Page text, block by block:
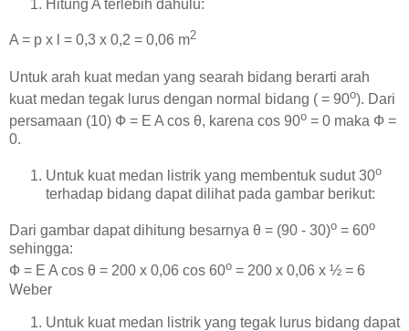
Hitung A terlebih dahulu:
A = p x l = 0,3 x 0,2 = 0,06 m2
Untuk arah kuat medan yang searah bidang berarti arah
kuat medan tegak lurus dengan normal bidang ( = 90o). Dari
persamaan (10) Ф = E A cos θ, karena cos 90o = 0 maka Ф =
0.
Untuk kuat medan listrik yang membentuk sudut 30o
terhadap bidang dapat dilihat pada gambar berikut:
Dari gambar dapat dihitung besarnya θ = (90 - 30)o = 60o
sehingga:
Ф = E A cos θ = 200 x 0,06 cos 60o = 200 x 0,06 x ½ = 6
Weber
Untuk kuat medan listrik yang tegak lurus bidang dapat